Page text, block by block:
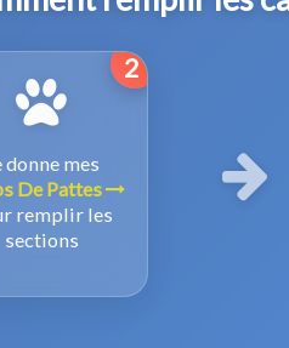
2
donne mes
De Pattes
remplir les
sections